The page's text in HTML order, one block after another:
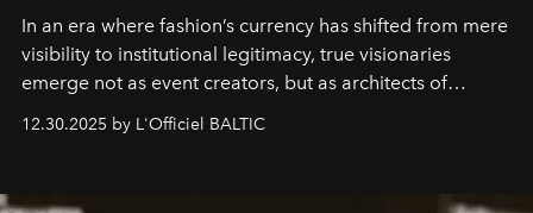
In an era where fashion’s currency has shifted from mere
visibility to institutional legitimacy, true visionaries
emerge not as event creators, but as architects of
ecosystems.
Sabrina Spinelli
brand strategist with three decades of mastery in luxury,
framework where creativity, commerce, and culture
12.30.2025 by L'Officiel BALTIC